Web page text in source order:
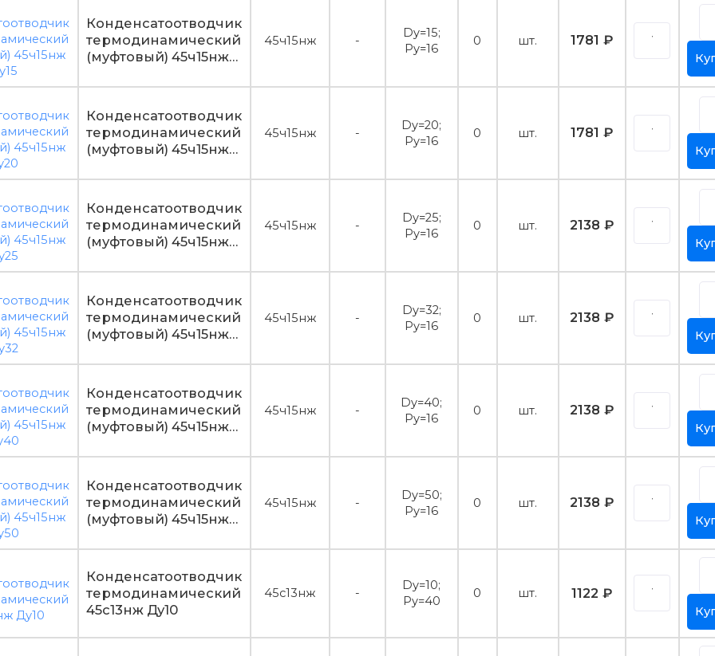
Конденсатоотводчик
термодинамический
(муфтовый) 45ч15нж
45ч15нж -
Dy=15;
Py=16
0 шт. 1781 ₽
Конденсатоотводчик
термодинамический
(муфтовый) 45ч15нж
45ч15нж -
Dy=20;
Py=16
0 шт. 1781 ₽
Конденсатоотводчик
термодинамический
(муфтовый) 45ч15нж
45ч15нж -
Dy=25;
Py=16
0 шт. 2138 ₽
Конденсатоотводчик
термодинамический
(муфтовый) 45ч15нж
45ч15нж -
Dy=32;
Py=16
0 шт. 2138 ₽
Конденсатоотводчик
термодинамический
(муфтовый) 45ч15нж
45ч15нж -
Dy=40;
Py=16
0 шт. 2138 ₽
Конденсатоотводчик
термодинамический
(муфтовый) 45ч15нж
45ч15нж -
Dy=50;
Py=16
0 шт. 2138 ₽
Конденсатоотводчик
термодинамический
45c13нж Ду10
45c13нж -
Dy=10;
Py=40
0 шт. 1122 ₽